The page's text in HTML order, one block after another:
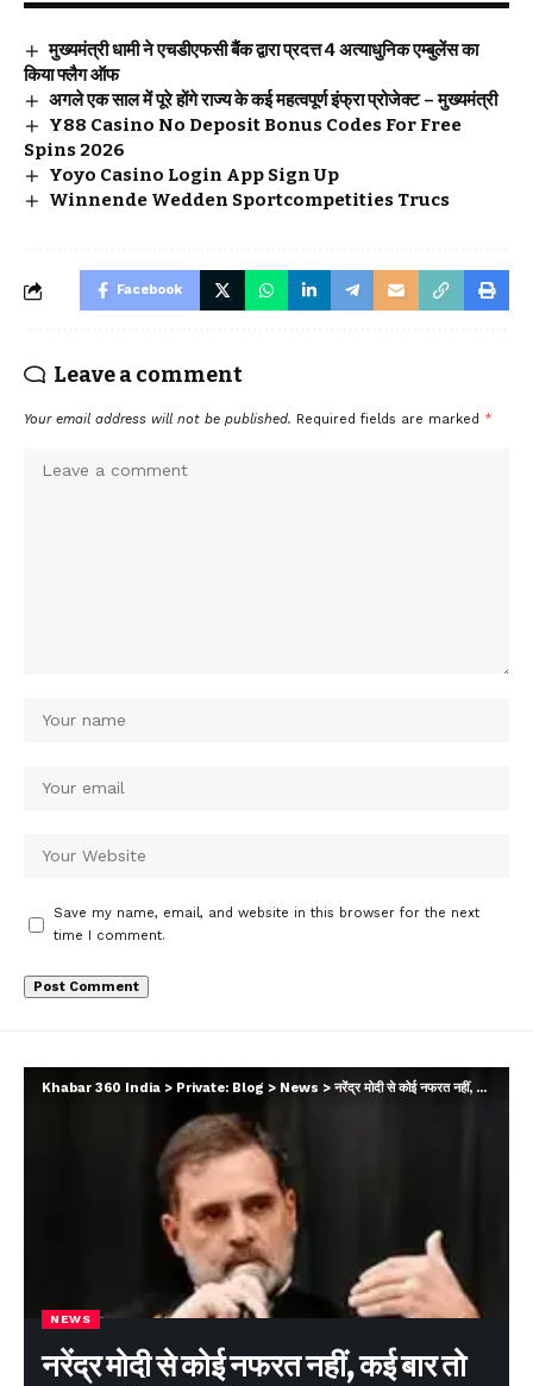
मुख्यमंत्री धामी ने एचडीएफसी बैंक द्वारा प्रदत्त 4 अत्याधुनिक एम्बुलेंस का
किया फ्लैग ऑफ
अगले एक साल में पूरे होंगे राज्य के कई महत्वपूर्ण इंफ्रा प्रोजेक्ट – मुख्यमंत्री
Y88 Casino No Deposit Bonus Codes For Free
Spins 2026
Yoyo Casino Login App Sign Up
Winnende Wedden Sportcompetities Trucs
Facebook
Leave a comment
Your email address will not be published. Required fields are marked *
Save my name, email, and website in this browser for the next
time I comment.
Khabar 360 India > Private: Blog > News >नरेंद्र मोदी से कोई नफरत नहीं, कई बार तो सहानुभूति रखता हूं: राहुल गांधी…
NEWS
नरेंद्र मोदी से कोई नफरत नहीं, कई बार तो